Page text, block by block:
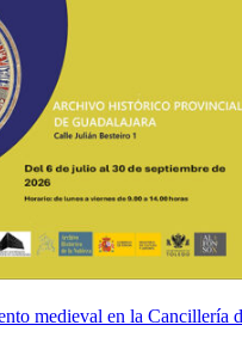
medieval en la Cancillería